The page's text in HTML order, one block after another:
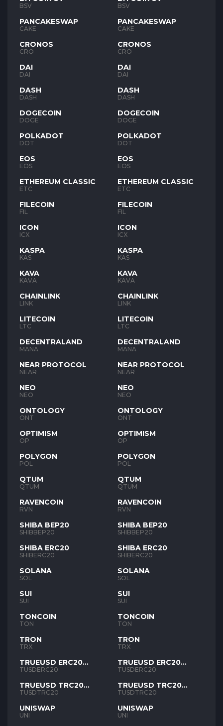
BSV
PANCAKESWAP
CAKE
CRONOS
CRO
DAI
DAI
DASH
DASH
DOGECOIN
DOGE
POLKADOT
DOT
EOS
EOS
ETHEREUM CLASSIC
ETC
FILECOIN
FIL
ICON
ICX
KASPA
KAS
KAVA
KAVA
CHAINLINK
LINK
LITECOIN
LTC
DECENTRALAND
MANA
NEAR PROTOCOL
NEAR
NEO
NEO
ONTOLOGY
ONT
OPTIMISM
OP
POLYGON
POL
QTUM
QTUM
RAVENCOIN
RVN
SHIBA BEP20
SHIBBEP20
SHIBA ERC20
SHIBERC20
SOLANA
SOL
SUI
SUI
TONCOIN
TON
TRON
TRX
TRUEUSD ERC20
TUSD
TUSDERC20
TRUEUSD TRC20
TUSD
TUSDTRC20
UNISWAP
UNI
BSV
PANCAKESWAP
CAKE
CRONOS
CRO
DAI
DAI
DASH
DASH
DOGECOIN
DOGE
POLKADOT
DOT
EOS
EOS
ETHEREUM CLASSIC
ETC
FILECOIN
FIL
ICON
ICX
KASPA
KAS
KAVA
KAVA
CHAINLINK
LINK
LITECOIN
LTC
DECENTRALAND
MANA
NEAR PROTOCOL
NEAR
NEO
NEO
ONTOLOGY
ONT
OPTIMISM
OP
POLYGON
POL
QTUM
QTUM
RAVENCOIN
RVN
SHIBA BEP20
SHIBBEP20
SHIBA ERC20
SHIBERC20
SOLANA
SOL
SUI
SUI
TONCOIN
TON
TRON
TRX
TRUEUSD ERC20
TUSD
TUSDERC20
TRUEUSD TRC20
TUSD
TUSDTRC20
UNISWAP
UNI